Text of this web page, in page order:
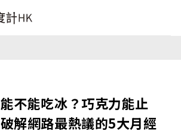
不能吃冰？巧克力能止
解網路最熱議的5大月經